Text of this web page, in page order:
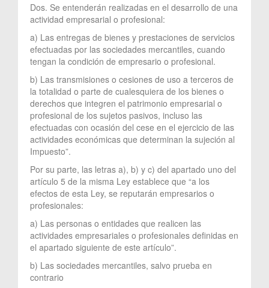
Dos. Se entenderán realizadas en el desarrollo de una
actividad empresarial o profesional:
a) Las entregas de bienes y prestaciones de servicios
efectuadas por las sociedades mercantiles, cuando
tengan la condición de empresario o profesional.
b) Las transmisiones o cesiones de uso a terceros de
la totalidad o parte de cualesquiera de los bienes o
derechos que integren el patrimonio empresarial o
profesional de los sujetos pasivos, incluso las
efectuadas con ocasión del cese en el ejercicio de las
actividades económicas que determinan la sujeción al
Impuesto”.
Por su parte, las letras a), b) y c) del apartado uno del
artículo 5 de la misma Ley establece que “a los
efectos de esta Ley, se reputarán empresarios o
profesionales:
a) Las personas o entidades que realicen las
actividades empresariales o profesionales definidas en
el apartado siguiente de este artículo”.
b) Las sociedades mercantiles, salvo prueba en
contrario